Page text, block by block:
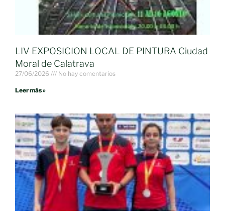
LIV EXPOSICION LOCAL DE PINTURA Ciudad
Moral de Calatrava
27/06/2026 No hay comentarios
Leer más »